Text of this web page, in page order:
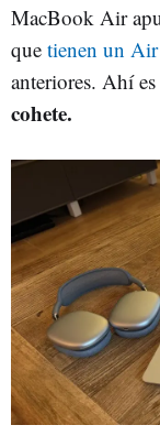
MacBook Air
que tienen un
anteriores. Ahí
cohete.